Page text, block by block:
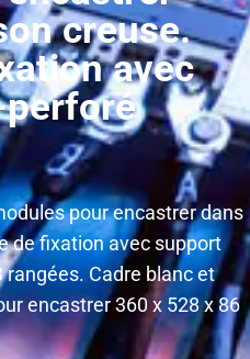
creuse.
avec
pour encastrer dans
de fixation avec support
Cadre blanc et
encastrer 360 x 528 x 86